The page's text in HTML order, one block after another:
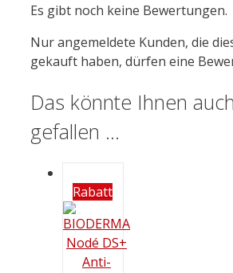
Es gibt noch keine Bewertungen.
Nur angemeldete Kunden, die
gekauft haben, dürfen eine
Das könnte Ihnen auch
gefallen …
Rabatt